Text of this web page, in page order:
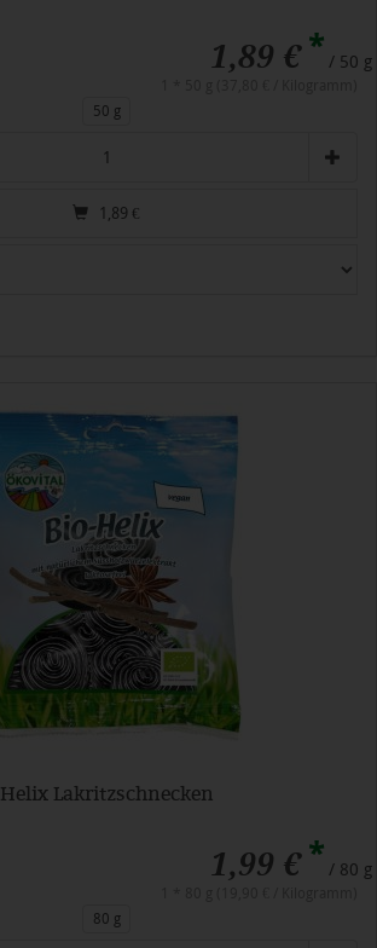
1,89 €* / 50 g
50 g
1,89 €
Helix Lakritzschnecken
1,99 €* / 80 g
80 g